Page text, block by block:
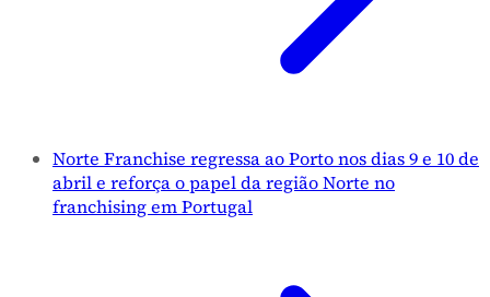
Norte Franchise regressa ao Porto nos dias 9 e 10 de
abril e reforça o papel da região Norte no
franchising em Portugal